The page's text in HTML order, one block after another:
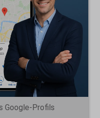
Google-Profils